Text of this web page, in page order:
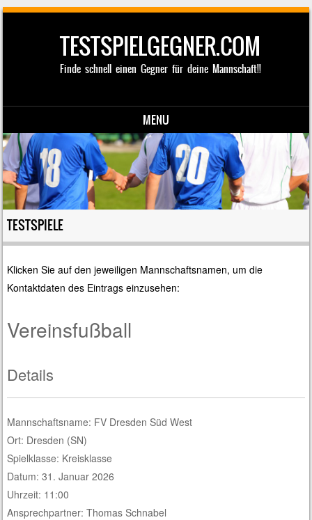
TESTSPIELGEGNER.COM
Finde schnell einen Gegner für deine Mannschaft!!
MENU
Skip to content
TESTSPIELE
Klicken Sie auf den jeweiligen Mannschaftsnamen, um die
Kontaktdaten des Eintrags einzusehen:
Vereinsfußball
Details
Mannschaftsname: FV Dresden Süd West
Ort: Dresden (SN)
Spielklasse: Kreisklasse
Datum: 31. Januar 2026
Uhrzeit: 11:00
Ansprechpartner: Thomas Schnabel